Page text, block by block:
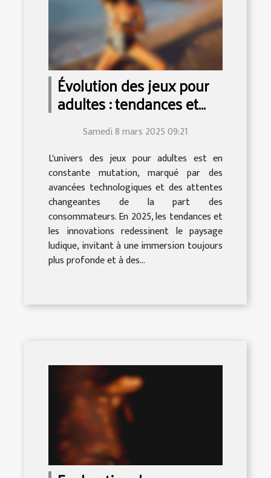
Évolution des jeux pour
adultes : tendances et
innovations en 2025
Samedi 8 mars 2025 09:21
L'univers des jeux pour adultes est en
constante mutation, marqué par des
avancées technologiques et des attentes
changeantes de la part des
consommateurs. En 2025, les tendances et
les innovations redessinent le paysage
ludique, invitant à une immersion toujours
plus profonde et à des...